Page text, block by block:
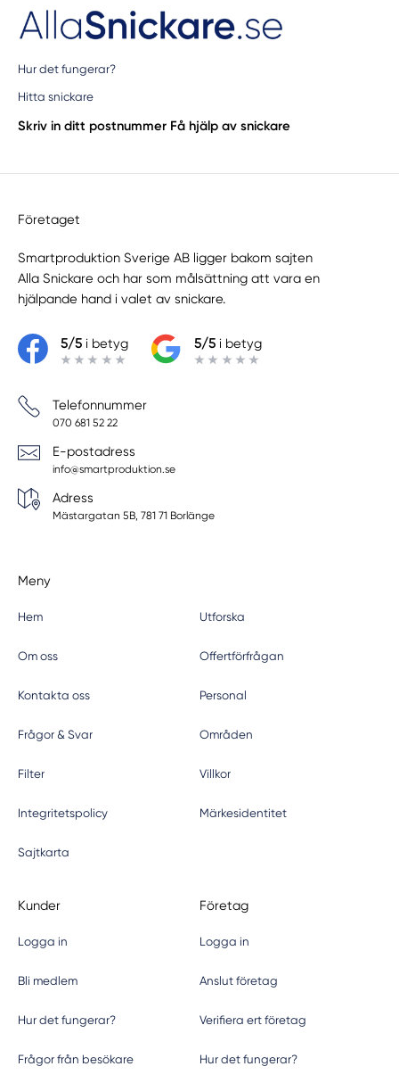
Hur det fungerar?
Hitta snickare
Skriv in ditt postnummer Få hjälp av snickare
Företaget
Smartproduktion Sverige AB ligger bakom sajten
Alla Snickare och har som målsättning att vara en
hjälpande hand i valet av snickare.
5/5i betyg 5/5i betyg
Telefonnummer
070 681 52 22
E-postadress
info@smartproduktion.se
Adress
Mästargatan 5B, 781 71 Borlänge
Meny
Hem Utforska
Om oss Offertförfrågan
Kontakta oss Personal
Frågor & Svar Områden
Filter Villkor
Integritetspolicy Märkesidentitet
Sajtkarta
Kunder
Logga in
Bli medlem
Hur det fungerar?
Frågor från besökare
Företag
Logga in
Anslut företag
Verifiera ert företag
Hur det fungerar?